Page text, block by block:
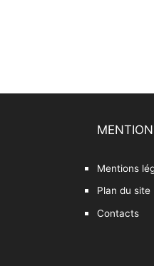
Mentions
Plan du site
Contacts